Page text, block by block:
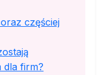
częściej
dla firm?